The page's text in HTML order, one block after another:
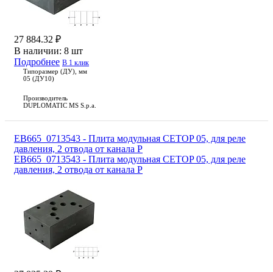
27 884.32 ₽
В наличии: 8 шт
Подробнее В 1 клик
Типоразмер (ДУ), мм
05 (ДУ10)
Производитель
DUPLOMATIC MS S.p.a.
EB665_0713543 - Плита модульная CETOP 05, для реле
давления, 2 отвода от канала P
EB665_0713543 - Плита модульная CETOP 05, для реле
давления, 2 отвода от канала P